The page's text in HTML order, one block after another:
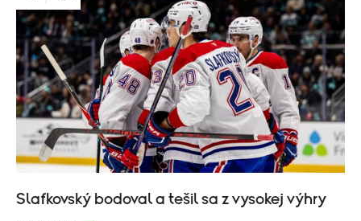
Slafkovský bodoval a tešil sa z vysokej výhry